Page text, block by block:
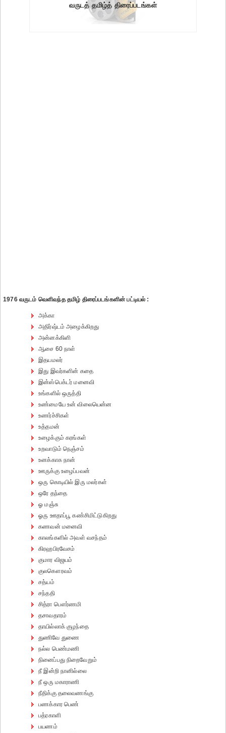
வருடத் தமிழ்த் திரைப்படங்கள்
1976 வருடம் வெளிவந்த தமிழ் திரைப்படங்களின் பட்டியல் :
அக்கா
அதிர்ஷ்டம் அழைக்கிறது
அன்னக்கிளி
ஆசை 60 நாள்
இதயமலர்
இது இவர்களின் கதை
இன்ஸ்பெக்டர் மனைவி
உங்களில் ஒருத்தி
உண்மையே உன் விலையென்ன
உணர்ச்சிகள்
உத்தமன்
உழைக்கும் கரங்கள்
உறவாடும் நெஞ்சம்
உனக்காக நான்
ஊருக்கு உழைப்பவன்
ஒரு கொடியில் இரு மலர்கள்
ஒரே தந்தை
ஓ மஞ்சு
ஓரு ஊதாப்பூ கண்சிமிட்டுகிறது
கணவன் மனைவி
காலங்களில் அவள் வசந்தம்
கிரஹபிரவேசம்
குமார விஜயம்
குலகௌரவம்
சத்யம்
சந்ததி
சித்ரா பௌர்ணமி
தசாவதாரம்
தாயில்லாக் குழந்தை
துணிவே துணை
நல்ல பெண்மணி
நினைப்பது நிறைவேறும்
நீ இன்றி நானில்லை
நீ ஒரு மகாராணி
நீதிக்கு தலைவணங்கு
பணக்கார பெண்
பத்ரகாளி
பயணம்